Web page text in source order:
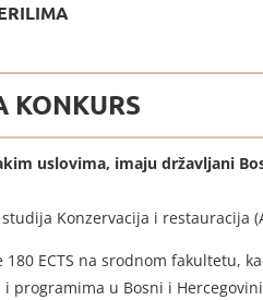
KONKURS
uslovima, imaju državljani
Konzervacija i restauracija
ECTS na srodnom fakultetu,
u Bosni i